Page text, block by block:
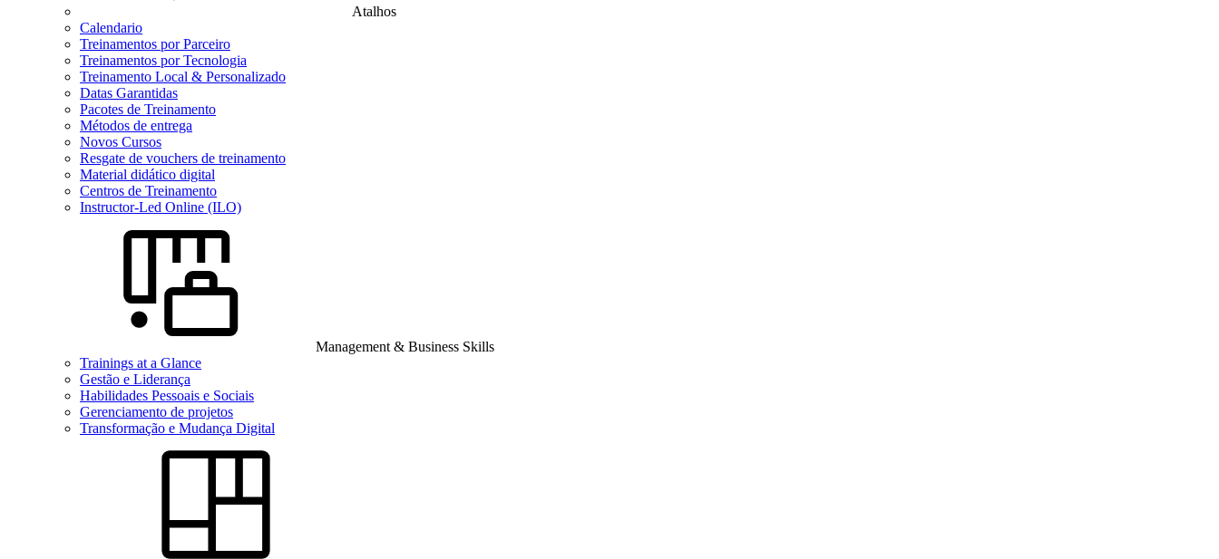
Atalhos
Calendario
Treinamentos por Parceiro
Treinamentos por Tecnologia
Treinamento Local & Personalizado
Datas Garantidas
Pacotes de Treinamento
Métodos de entrega
Novos Cursos
Resgate de vouchers de treinamento
Material didático digital
Centros de Treinamento
Instructor-Led Online (ILO)
Management & Business Skills
Trainings at a Glance
Gestão e Liderança
Habilidades Pessoais e Sociais
Gerenciamento de projetos
Transformação e Mudança Digital